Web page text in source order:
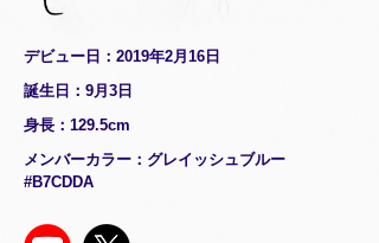
デビュー日：2019年2月16日
誕生日：9月3日
身長：129.5cm
メンバーカラー：グレイッシュブルー
#B7CDDA